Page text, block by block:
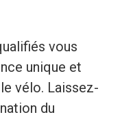
vous
unique et
vélo. Laissez-
du